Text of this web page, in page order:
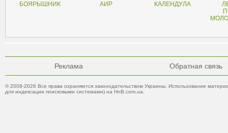
БОЯРЫШНИК АИР КАЛЕНДУЛА
Реклама Обратная связь
© 2008-2026 Все права охраняются законодательством Украины. Использование
для индексации поисковыми системами) на HnB.com.ua.